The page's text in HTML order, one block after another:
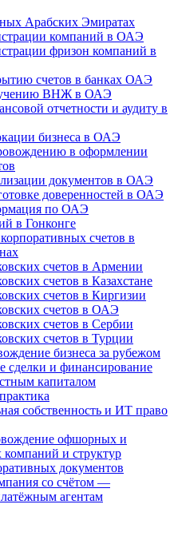
Арабских Эмиратах
компаний в ОАЭ
фризон компаний в
счетов в банках ОАЭ
ВНЖ в ОАЭ
отчетности и аудиту в
бизнеса в ОАЭ
в оформлении
документов в ОАЭ
доверенностей в ОАЭ
по ОАЭ
в Гонконге
счетов в
счетов в Армении
счетов в Казахстане
счетов в Киргизии
счетов в ОАЭ
счетов в Сербии
счетов в Турции
бизнеса за рубежом
сделки и финансирование
капиталом
собственность и ИТ право
офшорных и
и структур
документов
со счётом —
агентам